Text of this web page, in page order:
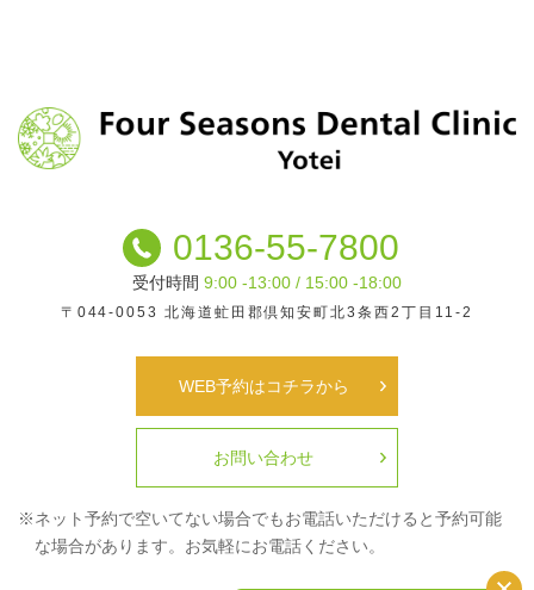
0136-55-7800
受付時間 9:00 -13:00 / 15:00 -18:00
〒044-0053 北海道虻田郡倶知安町北3条西2丁目11-2
WEB予約はコチラから
お問い合わせ
※ネット予約で空いてない場合でもお電話いただけると予約可能
な場合があります。お気軽にお電話ください。